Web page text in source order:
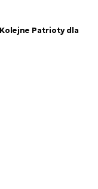
Patrioty dla